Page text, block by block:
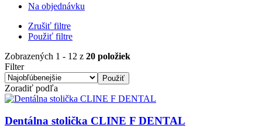
Na objednávku
Zrušiť filtre
Použiť filtre
Zobrazených 1 - 12 z 20 položiek
Filter
Zoradiť podľa
Obrázok
Dentálna stolička CLINE F DENTAL